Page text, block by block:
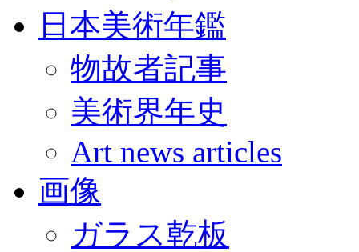
日本美術年鑑
物故者記事
美術界年史
Art news articles
画像
ガラス乾板